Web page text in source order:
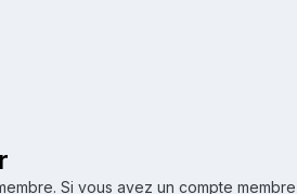
Si vous avez un compte membre,